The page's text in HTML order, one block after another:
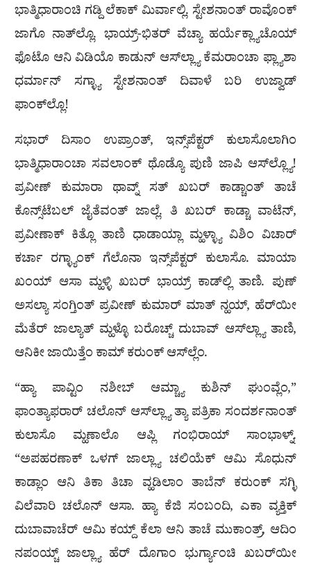
ಭಾತ್ಮಿಧಾರಾಂಚಿ ಗಡ್ದಿ ಲೆಕಾಕ್ ಮಿರ್ವಾಲ್ಲಿ. ಸ್ಟೇಶನಾಂತ್ ರಾವೊಂಕ್
ಜಾಗೊ ನಾತ್‌ಲ್ಲೊ. ಭಾಯ್ರ್-ಭಿತರ್ ವೆಚ್ಯಾ ಹರ್ಯೆಕ್ಲ್ಯಾಚೊಯ್
ಫೊಟೊ ಆನಿ ವಿಡಿಯೊ ಕಾಡುನ್ ಆಸ್‌ಲ್ಲ್ಯಾ ಕೆಮರಾಂಚಾ ಫ್ಲ್ಯಾಶಾ
ಧರ್ಮಾನ್ ಸಗ್ಳ್ಯಾ ಸ್ಟೇಶನಾಂತ್ ದಿವಾಳೆ ಬರಿ ಉಜ್ವಾಡ್
ಫಾಂಕ್‌ಲ್ಲೊ!
ಸಭಾರ್ ದಿಸಾಂ ಉಪ್ರಾಂತ್, ಇನ್ಸ್‌ಪೆಕ್ಟರ್ ಕುಲಾಸೊಲಾಗಿಂ
ಭಾತ್ಮಿಧಾರಾಂಚಾ ಸವಲಾಂಕ್ ಥೊಡ್ಯೊ ಪುಣಿ ಜಾಪಿ ಆಸ್‌ಲ್ಲ್ಯೊ!
ಪ್ರವೀಣ್ ಕುಮಾರಾ ಥಾವ್ನ್ ಸತ್ ಖಬರ್ ಕಾಡ್ಚಾಂತ್ ತಾಚೆ
ಕೊನ್ಸ್‌ಟೆಬಲ್ ಜೈತೆವಂತ್ ಜಾಲ್ಲೆ. ತಿ ಖಬರ್ ಕಾಡ್ಚಾ ವಾಟೆನ್,
ಪ್ರವೀಣಾಕ್ ಕಿತ್ಲೊ ತಾಣಿ ಧಾಡಾಯ್ಲಾ ಮ್ಹಳ್ಳ್ಯಾ ವಿಶಿಂ ವಿಚಾರ್
ಕರ್ಚಾ ರಗ್ಳ್ಯಾಂಕ್ ಗೆಲೊನಾ ಇನ್ಸ್‌ಪೆಕ್ಟರ್ ಕುಲಾಸೊ. ಮಾಯಾ
ಖಂಯ್ ಆಸಾ ಮ್ಹಳ್ಳಿ ಖಬರ್ ಭಾಯ್ರ್ ಕಾಡ್‌ಲ್ಲಿ ತಾಣಿ. ಪುಣ್
ಅಸಲ್ಯಾ ಸಂಗ್ತಿಂತ್ ಪ್ರವೀಣ್ ಕುಮಾರ್ ಮಾತ್ ನ್ಹಯ್, ಹೆರ್‌ಯೀ
ಮೆತೆರ್ ಜಾಲ್ಯಾತ್ ಮ್ಹಳ್ಳೊ ಬರೊಚ್ಚ್ ದುಬಾವ್ ಆಸ್‌ಲ್ಲ್ಯಾ ತಾಣಿ,
ಆನಿಕೀ ಜಾಯಿತ್ತೆಂ ಕಾಮ್ ಕರುಂಕ್ ಆಸ್‌ಲ್ಲೆಂ.
“ಹ್ಯಾ ಪಾವ್ಟಿಂ ನಶೀಬ್ ಆಮ್ಚ್ಯಾ ಕುಶಿನ್ ಘುಂವ್ಲೆಂ,”
ಫಾಂತ್ಯಾಫರಾರ್‌ ಚಲೊನ್‌ ಆಸ್‌ಲ್ಲ್ಯಾ ತ್ಯಾ ಪತ್ರಿಕಾ ಸಂದರ್ಶನಾಂತ್
ಕುಲಾಸೊ ಮ್ಹಣಾಲೊ ಆಪ್ಲಿ ಗಂಭಿರಾಯ್ ಸಾಂಭಾಳ್ನ್.
“ಅಪಹರಣಾಕ್ ಒಳಗ್ ಜಾಲ್ಲ್ಯಾ ಚಲಿಯೆಕ್ ಆಮಿ ಸೊಧುನ್
ಕಾಡ್ಲಾಂ ಆನಿ ತಿಕಾ ತಿಚಾ ವ್ಹಡಿಲಾಂ ತಾಬೆನ್ ಕರುಂಕ್ ಸಗ್ಳಿ
ವಿಲೆವಾರಿ ಚಲೊನ್‌ ಆಸಾ. ಹ್ಯಾ ಕೆಜಿ ಸಂಬಂದಿ, ಎಕಾ ವ್ಯಕ್ತಿಕ್
ದುಬಾವಾಚೆರ್ ಆಮಿ ಕಯ್ದ್ ಕೆಲಾ ಆನಿ ತಾಚೆ ಮುಕಾಂತ್ರ್, ಆದಿಂ
ನಪಂಯ್ಚ್ ಜಾಲ್ಲ್ಯಾ ಹೆರ್ ದೊಗಾಂ ಭುರ್ಗ್ಯಾಂಚಿ ಖಬರ್‌ಯೀ